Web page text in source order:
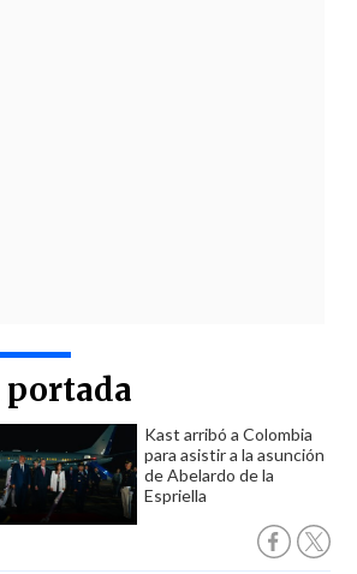
portada
Kast arribó a Colombia
para asistir a la asunción
de Abelardo de la
Espriella